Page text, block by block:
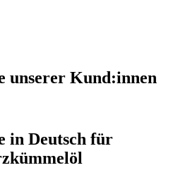
unserer Kund:innen
in Deutsch für